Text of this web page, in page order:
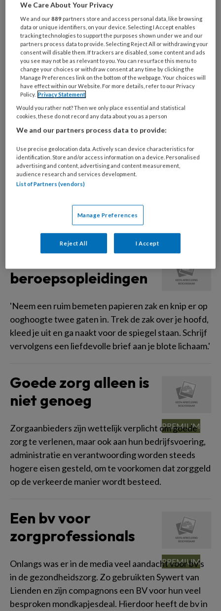
Nostalgie
Ik breng mijn middag door met een
vrijwilliger van cultuurcentrum de Stompe Toren in
Spaarnwoude, het recreatiegebied tussen Haarlem
en Amsterdam. Het is een juweeltje, omgeven door
groen en boerderijen. Van de kerk wordt sinds 1063
vermelding gemaakt.
Maar het kan nog
veel beter
maar goed ook, want er kan nog veel beter.
Gekkigheid in de
beroepsopleidingen
'Neem een ruim bemeten papieren zak en knip er op
ooghoogte twee gaten in. Trek de zak over je hoofd,
kleed je uit en ga naakt voor de spiegel staan. Schrijf
vervolgens een liefdevolle brief aan je blote lichaam.'
Goede zorg alleen is
niet genoeg
Zorgaanbieders zijn wettelijk verplicht om goede
zorg te verlenen, maar ook aan hun bedrijfsvoering,
administratie en verantwoording worden steeds
hogere eisen gesteld, om te voorkomen dat zorggeld
op de verkeerde manier wordt besteed.
Een bv voor
zorgprofessionals
Onlangs was er in de media veel aandacht voor bv's
in de gezondheidszorg. Zo gebruikten Sywert van
Lienden en zijn compagnons een BV voor hun veel
besproken mondkapjesdeal. Hierdoor heeft de bv in
We Care About Your Privacy
We and our889 partners store and access personal data, like browsing
data or unique identifiers, on your device. Selecting I Accept enables
tracking technologies to support the purposes shown under we and our
partners process data to provide. Selecting Reject All or withdrawing your
consent will disable them. If trackers are disabled, some content and ads
you see may not be as relevant to you. You can resurface this menu to
change your choices or withdraw consent at any time by clicking the
Manage Preferences link on the bottom of the webpage. Your choices will
have effect within our Website. For more details, refer to our Privacy
Policy. Privacy Statement
Would you rather not? Then we only place essential and statistical
cookies, these do not record any data about you as a person
We and our partners process data to provide:
Use precise geolocation data. Actively scan device characteristics for
identification. Store and/or access information on a device. Personalised
advertising and content, advertising and content measurement,
audience research and services development.
List of Partners (vendors)
Manage Preferences
Reject All I Accept